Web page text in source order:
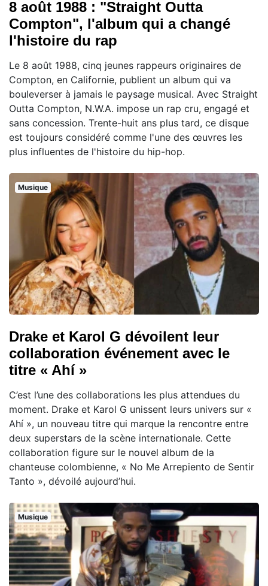
8 août 1988 : "Straight Outta
Compton", l'album qui a changé
l'histoire du rap
Le 8 août 1988, cinq jeunes rappeurs originaires de
Compton, en Californie, publient un album qui va
bouleverser à jamais le paysage musical. Avec Straight
Outta Compton, N.W.A. impose un rap cru, engagé et
sans concession. Trente-huit ans plus tard, ce disque
est toujours considéré comme l'une des œuvres les
plus influentes de l'histoire du hip-hop.
Musique
Drake et Karol G dévoilent leur
collaboration événement avec le
titre « Ahí »
C’est l’une des collaborations les plus attendues du
moment. Drake et Karol G unissent leurs univers sur «
Ahí », un nouveau titre qui marque la rencontre entre
deux superstars de la scène internationale. Cette
collaboration figure sur le nouvel album de la
chanteuse colombienne, « No Me Arrepiento de Sentir
Tanto », dévoilé aujourd’hui.
Musique